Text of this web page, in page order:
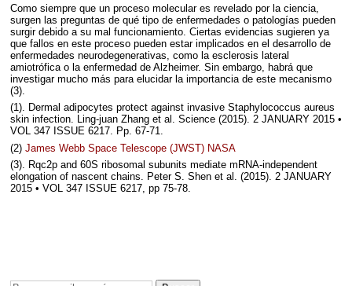
Como siempre que un proceso molecular es revelado por la ciencia,
surgen las preguntas de qué tipo de enfermedades o patologías pueden
surgir debido a su mal funcionamiento. Ciertas evidencias sugieren ya
que fallos en este proceso pueden estar implicados en el desarrollo de
enfermedades neurodegenerativas, como la esclerosis lateral
amiotrófica o la enfermedad de Alzheimer. Sin embargo, habrá que
investigar mucho más para elucidar la importancia de este mecanismo
(3).
(1). Dermal adipocytes protect against invasive Staphylococcus aureus
skin infection. Ling-juan Zhang et al. Science (2015). 2 JANUARY2015 •
VOL347 ISSUE6217. Pp. 67-71.
(2) James Webb Space Telescope (JWST) NASA
(3). Rqc2p and 60S ribosomal subunits mediate mRNA-independent
elongation of nascent chains. Peter S. Shen et al. (2015). 2 JANUARY
2015 • VOL347 ISSUE6217, pp 75-78.